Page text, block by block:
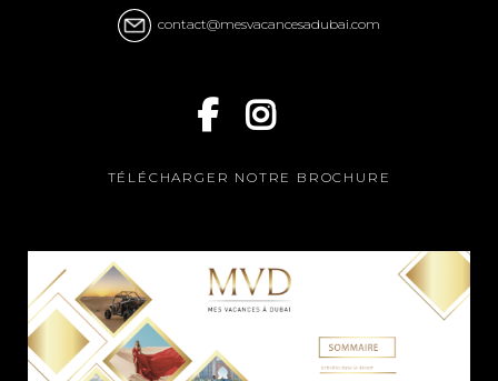
contact@mesvacancesadubai.com
TÉLÉCHARGER NOTRE BROCHURE